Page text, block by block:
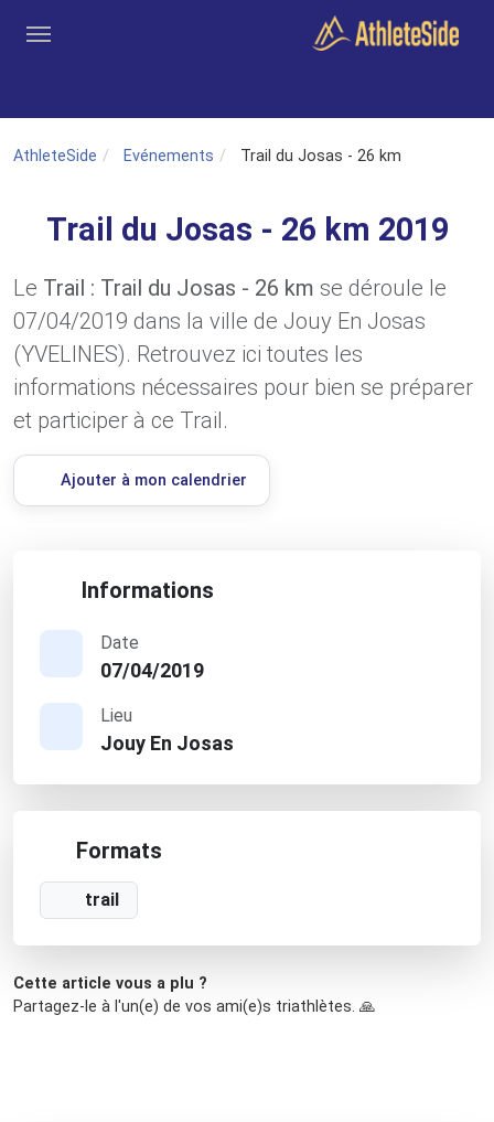
AthleteSide Evénements Trail du Josas - 26 km
Trail du Josas - 26 km 2019
Le Trail : Trail du Josas - 26 km se déroule le
07/04/2019 dans la ville de Jouy En Josas
(YVELINES). Retrouvez ici toutes les
informations nécessaires pour bien se préparer
et participer à ce Trail.
Ajouter à mon calendrier
Informations
Date
07/04/2019
Lieu
Jouy En Josas
Formats
trail
Cette article vous a plu ?
Partagez-le à l'un(e) de vos ami(e)s triathlètes. 🙏